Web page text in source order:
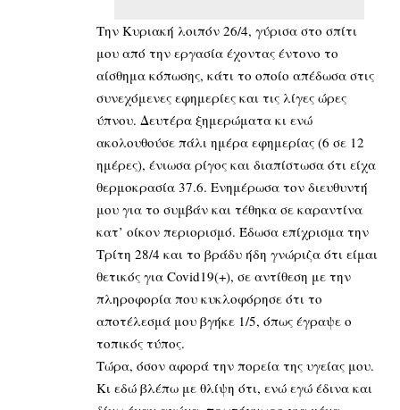
Την Κυριακή λοιπόν 26/4, γύρισα στο σπίτι
μου από την εργασία έχοντας έντονο το
αίσθημα κόπωσης, κάτι το οποίο απέδωσα στις
συνεχόμενες εφημερίες και τις λίγες ώρες
ύπνου. Δευτέρα ξημερώματα κι ενώ
ακολουθούσε πάλι ημέρα εφημερίας (6 σε 12
ημέρες), ένιωσα ρίγος και διαπίστωσα ότι είχα
θερμοκρασία 37.6. Ενημέρωσα τον διευθυντή
μου για το συμβάν και τέθηκα σε καραντίνα
κατ’ οίκον περιορισμό. Έδωσα επίχρισμα την
Τρίτη 28/4 και το βράδυ ήδη γνώριζα ότι είμαι
θετικός για Covid19(+), σε αντίθεση με την
πληροφορία που κυκλοφόρησε ότι το
αποτέλεσμά μου βγήκε 1/5, όπως έγραψε ο
τοπικός τύπος.
Τώρα, όσον αφορά την πορεία της υγείας μου.
Κι εδώ βλέπω με θλίψη ότι, ενώ εγώ έδινα και